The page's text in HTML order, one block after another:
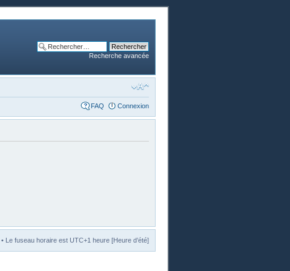
Recherche avancée
FAQ Connexion
• Le fuseau horaire est UTC+1 heure [Heure d’été]